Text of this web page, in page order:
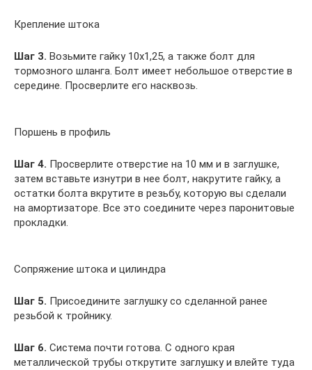
Крепление штока
Шаг 3. Возьмите гайку 10х1,25, а также болт для
тормозного шланга. Болт имеет небольшое отверстие в
середине. Просверлите его насквозь.
Поршень в профиль
Шаг 4. Просверлите отверстие на 10 мм и в заглушке,
затем вставьте изнутри в нее болт, накрутите гайку, а
остатки болта вкрутите в резьбу, которую вы сделали
на амортизаторе. Все это соедините через паронитовые
прокладки.
Сопряжение штока и цилиндра
Шаг 5. Присоедините заглушку со сделанной ранее
резьбой к тройнику.
Шаг 6. Система почти готова. С одного края
металлической трубы открутите заглушку и влейте туда